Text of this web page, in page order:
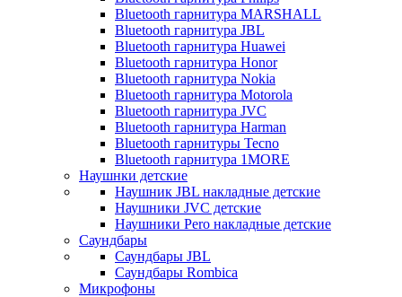
Bluetooth гарнитура MARSHALL
Bluetooth гарнитура JBL
Bluetooth гарнитура Huawei
Bluetooth гарнитура Honor
Bluetooth гарнитура Nokia
Bluetooth гарнитура Motorola
Bluetooth гарнитура JVC
Bluetooth гарнитура Harman
Bluetooth гарнитуры Tecno
Bluetooth гарнитура 1MORE
Наушнки детские
Наушник JBL накладные детские
Наушники JVC детские
Наушники Pero накладные детские
Саундбары
Саундбары JBL
Саундбары Rombica
Микрофоны